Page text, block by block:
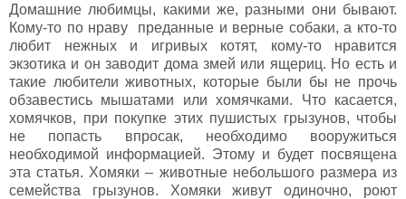
Домашние любимцы, какими же, разными они бывают.
Кому-то по нраву преданные и верные собаки, а кто-то
любит нежных и игривых котят, кому-то нравится
экзотика и он заводит дома змей или ящериц. Но есть и
такие любители животных, которые были бы не прочь
обзавестись мышатами или хомячками. Что касается,
хомячков, при покупке этих пушистых грызунов, чтобы
не попасть впросак, необходимо вооружиться
необходимой информацией. Этому и будет посвящена
эта статья. Хомяки – животные небольшого размера из
семейства грызунов. Хомяки живут одиночно, роют